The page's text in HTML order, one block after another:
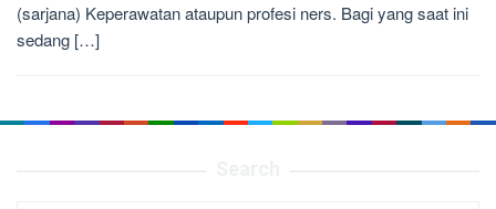
(sarjana) Keperawatan ataupun profesi ners. Bagi yang saat ini
sedang […]